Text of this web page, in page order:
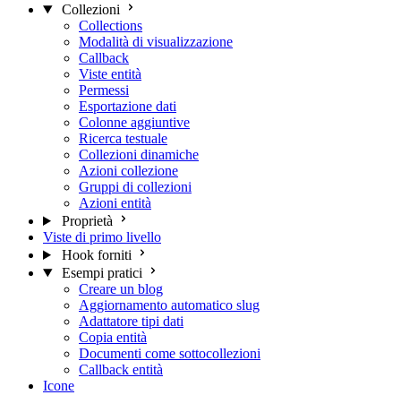
Collezioni
Collections
Modalità di visualizzazione
Callback
Viste entità
Permessi
Esportazione dati
Colonne aggiuntive
Ricerca testuale
Collezioni dinamiche
Azioni collezione
Gruppi di collezioni
Azioni entità
Proprietà
Viste di primo livello
Hook forniti
Esempi pratici
Creare un blog
Aggiornamento automatico slug
Adattatore tipi dati
Copia entità
Documenti come sottocollezioni
Callback entità
Icone